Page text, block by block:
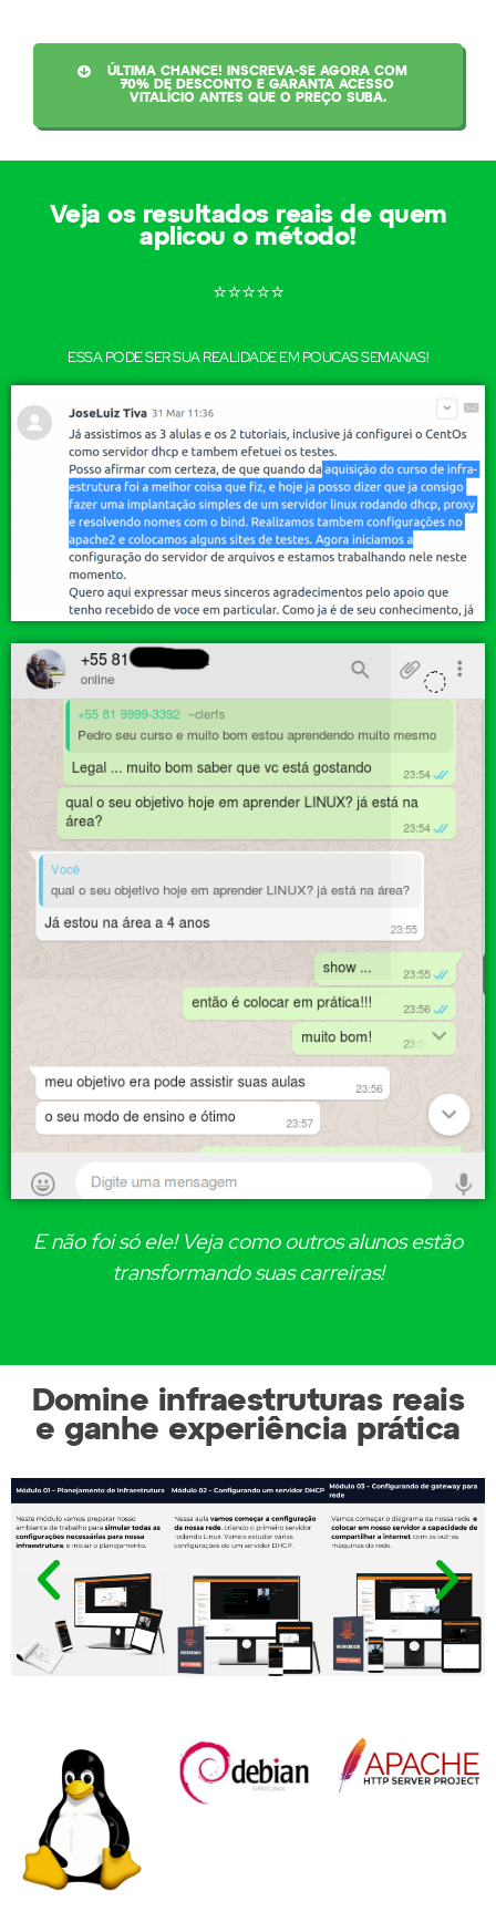
ÚLTIMA CHANCE! INSCREVA-SE AGORA COM
70% DE DESCONTO E GARANTA ACESSO
VITALÍCIO ANTES QUE O PREÇO SUBA.
Veja os resultados reais de quem
aplicou o método!
⭐⭐⭐⭐⭐
ESSA PODE SER SUA REALIDADE EM POUCAS SEMANAS!
E não foi só ele! Veja como outros alunos estão
transformando suas carreiras!
Domine infraestruturas reais
e ganhe experiência prática